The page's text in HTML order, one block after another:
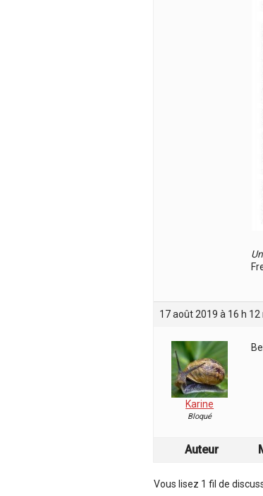
17 août 2019 à 16 h 12
Karine
Bloqué
Auteur
Vous lisez 1 fil de